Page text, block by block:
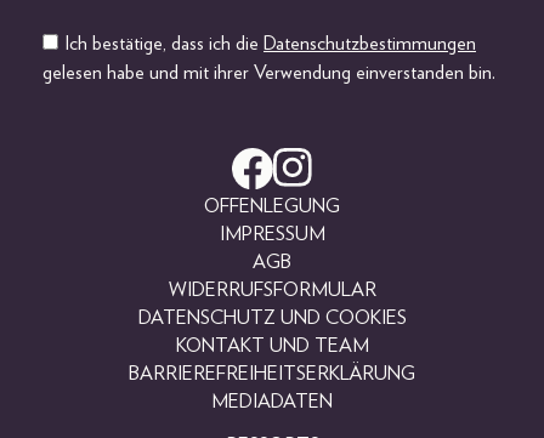
Ich bestätige, dass ich die Datenschutzbestimmungen
gelesen habe und mit ihrer Verwendung einverstanden bin.
OFFENLEGUNG
IMPRESSUM
AGB
WIDERRUFSFORMULAR
DATENSCHUTZ UND COOKIES
KONTAKT UND TEAM
BARRIEREFREIHEITSERKLÄRUNG
MEDIADATEN